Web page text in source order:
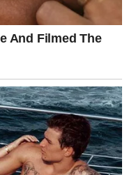
Rakovi, Vage i
da prepozna osobu
jednostavno
da je zadržimo. Zato
bi biti mnogo